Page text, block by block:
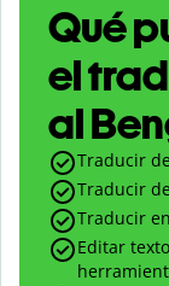
Qué
el
al
Traducir
Traducir
Traducir
Editar